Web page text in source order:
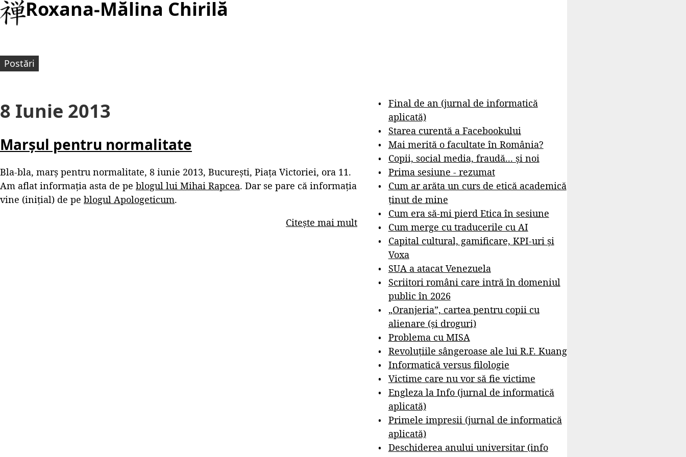
Roxana-Mălina Chirilă
Postări
8 Iunie 2013
Marșul pentru normalitate
Bla-bla, marș pentru normalitate, 8 iunie 2013, București, Piața Victoriei, ora 11.
Am aflat informația asta de pe blogul lui Mihai Rapcea. Dar se pare că informația
vine (inițial) de pe blogul Apologeticum.
Citește mai mult
Final de an (jurnal de informatică
aplicată)
Starea curentă a Facebookului
Mai merită o facultate în România?
Copii, social media, fraudă... și noi
Prima sesiune - rezumat
Cum ar arăta un curs de etică academică
ținut de mine
Cum era să-mi pierd Etica în sesiune
Cum merge cu traducerile cu AI
Capital cultural, gamificare, KPI-uri și
Voxa
SUA a atacat Venezuela
Scriitori români care intră în domeniul
public în 2026
„Oranjeria”, cartea pentru copii cu
alienare (și droguri)
Problema cu MISA
Revoluțiile sângeroase ale lui R.F. Kuang
Informatică versus filologie
Victime care nu vor să fie victime
Engleza la Info (jurnal de informatică
aplicată)
Primele impresii (jurnal de informatică
aplicată)
Deschiderea anului universitar (info